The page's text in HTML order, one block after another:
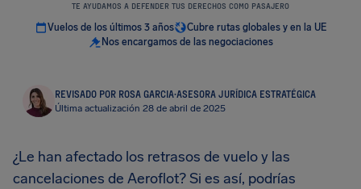
TE AYUDAMOS A DEFENDER TUS DERECHOS COMO PASAJERO
Vuelos de los últimos 3 años
Cubre rutas globales y en la UE
Nos encargamos de las negociaciones
REVISADO POR ROSA GARCIA·ASESORA JURÍDICA ESTRATÉGICA
Última actualización 28 de abril de 2025
¿Le han afectado los retrasos de vuelo y las
cancelaciones de Aeroflot? Si es así, podrías